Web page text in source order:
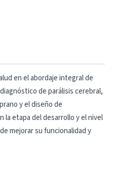
en el abordaje integral de
de parálisis cerebral,
y el diseño de
etapa del desarrollo y el nivel
mejorar su funcionalidad y